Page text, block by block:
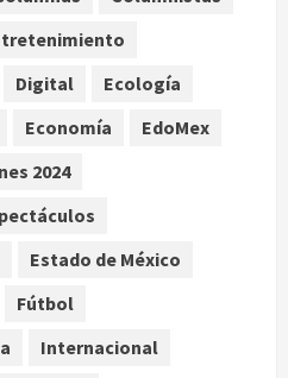
a ‘El Pony’ con fusil M4,
arsenal en carretera de
9, 2026
de los Deportes con su tour
The Sacrifice’
defiende reestructura
del Infonavit y niega
Digital
Ecología
Economía
EdoMex
2024
Estado de México
Fútbol
Internacional